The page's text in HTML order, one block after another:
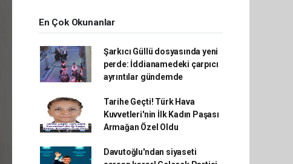
En Çok Okunanlar
Şarkıcı Güllü dosyasında yeni
perde: İddianamedeki çarpıcı
ayrıntılar gündemde
Tarihe Geçti! Türk Hava
Kuvvetleri'nin İlk Kadın Paşası
Armağan Özel Oldu
Davutoğlu'ndan siyaseti